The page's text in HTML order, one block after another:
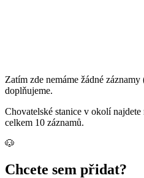
Zatím zde nemáme žádné záznamy
doplňujeme.
Chovatelské stanice v okolí najdete
celkem 10 záznamů.
🐶
Chcete sem přidat?